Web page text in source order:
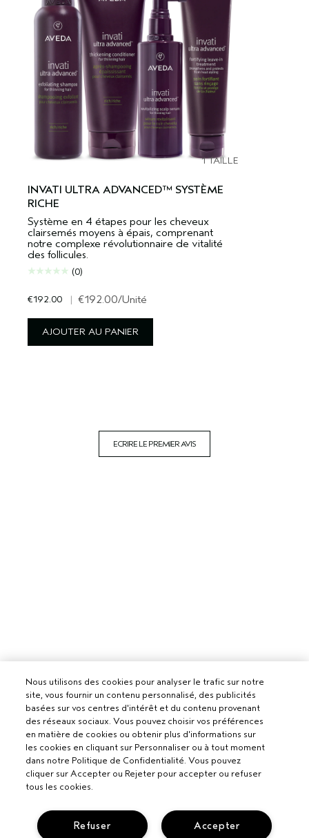
1 TAILLE
INVATI ULTRA ADVANCED™ SYSTÈME
RICHE
Système en 4 étapes pour les cheveux
clairsemés moyens à épais, comprenant
notre complexe révolutionnaire de vitalité
des follicules.
(0)
€192.00 | €192.00/Unité
AJOUTER AU PANIER
ECRIRE LE PREMIER AVIS
Pour les professionnels
Nous utilisons des cookies pour analyser le trafic sur notre
site, vous fournir un contenu personnalisé, des publicités
basées sur vos centres d'intérêt et du contenu provenant
des réseaux sociaux. Vous pouvez choisir vos préférences
en matière de cookies ou obtenir plus d'informations sur
les cookies en cliquant sur Personnaliser ou à tout moment
dans notre Politique de Confidentialité. Vous pouvez
cliquer sur Accepter ou Rejeter pour accepter ou refuser
tous les cookies.
Accepter
Refuser